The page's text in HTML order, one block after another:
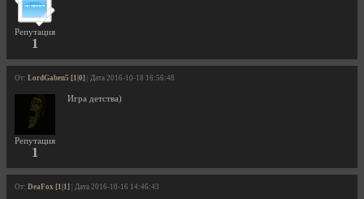
Репутация
1
От: LordGaben5 [1|0] | Дата 2016-10-18 16:56:48
Репутация
1
Игра детства)
От: DeaFox [1|1] | Дата 2016-10-16 14:46:43